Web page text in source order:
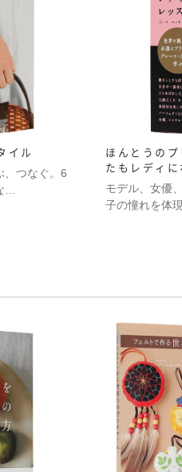
イル
、つなぐ。6
…
ほんとうの
たもレディ
モデル、女優
子の憧れを体